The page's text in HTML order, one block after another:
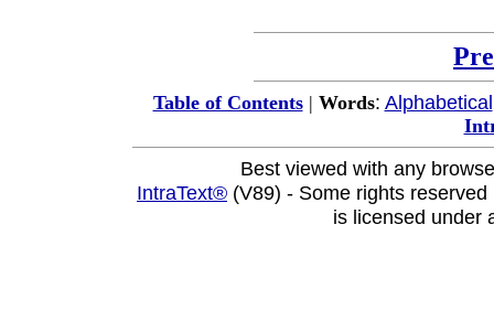
Table of Contents| Words: Alphabetical
Best viewed with any
IntraText® (V89) - Some rights
is licensed under